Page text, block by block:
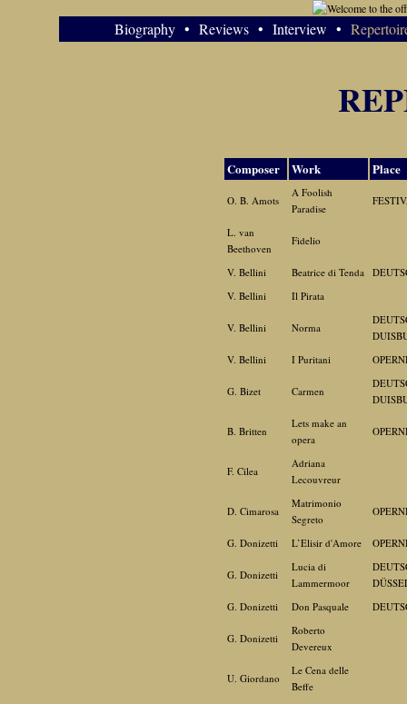
Biography• Reviews• Interview •
Composer Work Place
O. B. Amots
A Foolish
Paradise
L. van
Beethoven
Fidelio
V. Bellini Beatrice di Tenda
V. Bellini
Il Pirata
V. Bellini Norma
V. Bellini
I Puritani
G. Bizet Carmen
B. Britten
Lets make an
opera
F. Cilea
Adriana
Lecouvreur
D. Cimarosa
Matrimonio
Segreto
G. Donizetti L’Elisir d'Amore
G. Donizetti
Lucia di
Lammermoor
G. Donizetti
Don Pasquale
G. Donizetti
Roberto
Devereux
U. Giordano
Le Cena delle
Beffe